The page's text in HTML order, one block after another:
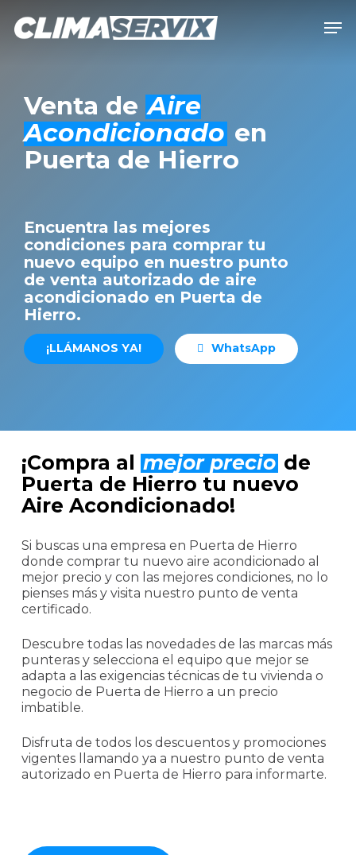
Venta de Aire
Acondicionado en
Puerta de Hierro
Encuentra las mejores
condiciones para comprar tu
nuevo equipo en nuestro punto
de venta autorizado de aire
acondicionado en Puerta de
Hierro.
¡LLÁMANOS YA! WhatsApp
¡Compra al mejor precio de
Puerta de Hierro tu nuevo
Aire Acondicionado!
Si buscas una empresa en Puerta de Hierro
donde comprar tu nuevo aire acondicionado al
mejor precio y con las mejores condiciones, no lo
pienses más y visita nuestro punto de venta
certificado.
Descubre todas las novedades de las marcas más
punteras y selecciona el equipo que mejor se
adapta a las exigencias técnicas de tu vivienda o
negocio de Puerta de Hierro a un precio
imbatible.
Disfruta de todos los descuentos y promociones
vigentes llamando ya a nuestro punto de venta
autorizado en Puerta de Hierro para informarte.